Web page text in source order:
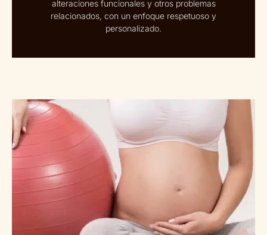
alteraciones funcionales y otros problemas
relacionados, con un enfoque respetuoso y
personalizado.